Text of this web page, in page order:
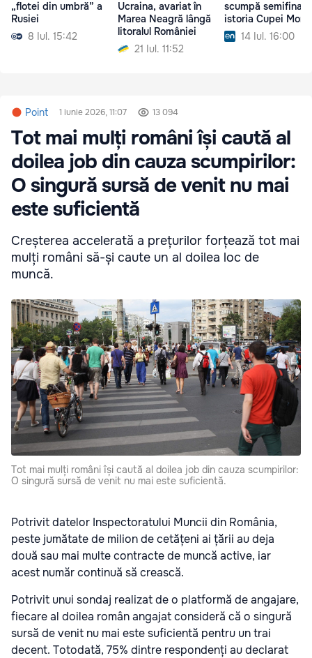
„flotei din umbră” a
Rusiei
8 Iul. 15:42
Ucraina, avariat în
Marea Neagră lângă
litoralul României
21 Iul. 11:52
scumpă
istoria Cupei
14 Iul. 16:00
Point 1 iunie 2026, 11:07 13 094
Tot mai mulți români își caută al
doilea job din cauza scumpirilor:
O singură sursă de venit nu mai
este suficientă
Creșterea accelerată a prețurilor forțează tot mai
mulți români să-și caute un al doilea loc de
muncă.
Tot mai mulți români își caută al doilea job din cauza scumpirilor:
O singură sursă de venit nu mai este suficientă.
Potrivit datelor Inspectoratului Muncii din România,
peste jumătate de milion de cetățeni ai țării au deja
două sau mai multe contracte de muncă active, iar
acest număr continuă să crească.
Potrivit unui sondaj realizat de o platformă de angajare,
fiecare al doilea român angajat consideră că o singură
sursă de venit nu mai este suficientă pentru un trai
decent. Totodată, 75% dintre respondenți au declarat